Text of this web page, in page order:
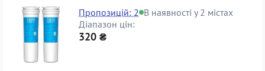
Пропозицій: 2 В наявності у 2 містах
Діапазон цін:
320 ₴